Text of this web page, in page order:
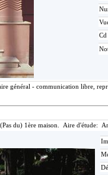
général - communication libre,
du) 1ère maison. Aire d'étude: